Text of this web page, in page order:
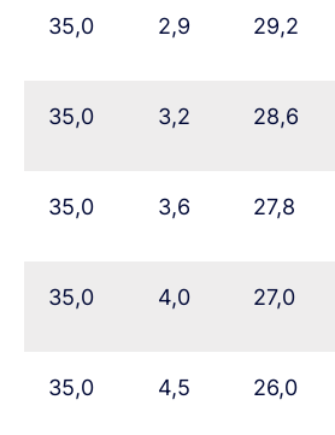
35,0 2,9 29,2
35,0 3,2 28,6
35,0 3,6 27,8
35,0 4,0 27,0
35,0 4,5 26,0